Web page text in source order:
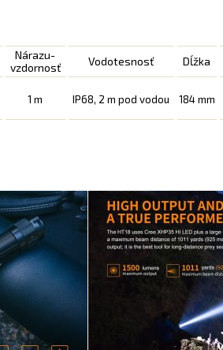
Nárazu-
vzdornosť
Vodotesnosť Dĺžka
1 m IP68, 2 m pod vodou 184 mm